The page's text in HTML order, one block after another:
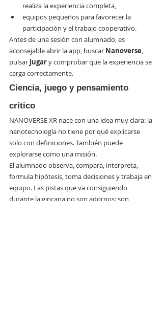
realiza la experiencia completa,
equipos pequeños para favorecer la
participación y el trabajo cooperativo.
Antes de una sesión con alumnado, es
aconsejable abrir la app, buscar Nanoverse,
pulsar Jugar y comprobar que la experiencia se
carga correctamente.
Ciencia, juego y pensamiento
crítico
NANOVERSE XR nace con una idea muy clara: la
nanotecnología no tiene por qué explicarse
solo con definiciones. También puede
explorarse como una misión.
El alumnado observa, compara, interpreta,
formula hipótesis, toma decisiones y trabaja en
equipo. Las pistas que va consiguiendo
durante la gincana no son adornos: son